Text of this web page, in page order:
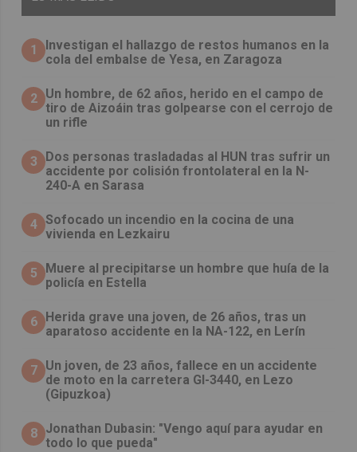
1
Investigan el hallazgo de restos humanos en la
cola del embalse de Yesa, en Zaragoza
2 Un hombre, de 62 años, herido en el campo de
tiro de Aizoáin tras golpearse con el cerrojo de
un rifle
3
​Dos personas trasladadas al HUN tras sufrir un
accidente por colisión frontolateral en la N-
240-A en Sarasa
4 Sofocado un incendio en la cocina de una
vivienda en Lezkairu
5
Muere al precipitarse un hombre que huía de la
policía en Estella
6 Herida grave una joven, de 26 años, tras un
aparatoso accidente en la NA-122, en Lerín
7 Un joven, de 23 años, fallece en un accidente
de moto en la carretera GI-3440, en Lezo
(Gipuzkoa)
8 Jonathan Dubasin: "Vengo aquí para ayudar en
todo lo que pueda"